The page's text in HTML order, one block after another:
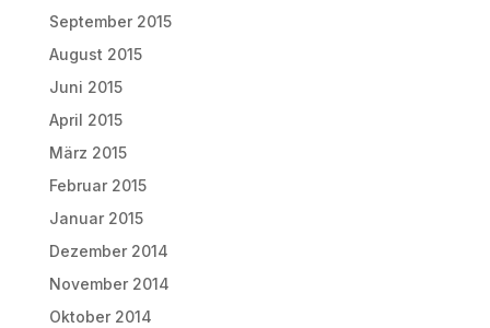
September 2015
August 2015
Juni 2015
April 2015
März 2015
Februar 2015
Januar 2015
Dezember 2014
November 2014
Oktober 2014